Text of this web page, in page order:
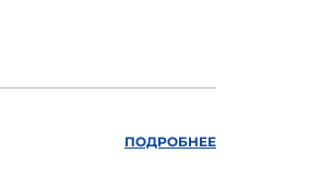
ПОДРОБНЕЕ